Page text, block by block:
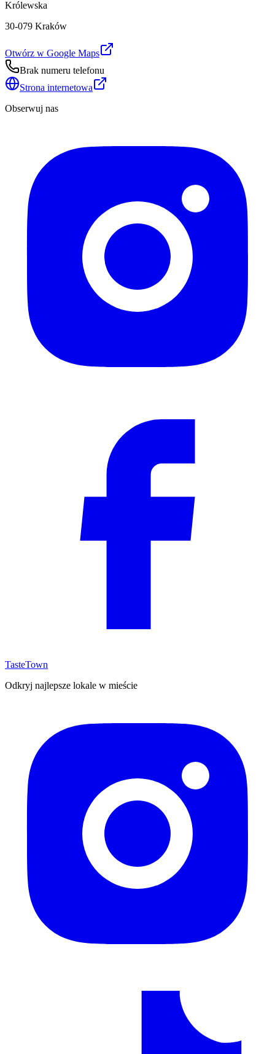
Królewska
30-079 Kraków
Otwórz w Google Maps
Brak numeru telefonu
Strona internetowa
Obserwuj nas
TasteTown
Odkryj najlepsze lokale w mieście